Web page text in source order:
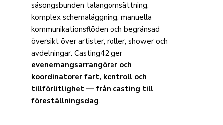
säsongsbunden talangomsättning,
komplex schemaläggning, manuella
kommunikationsflöden och begränsad
översikt över artister, roller, shower och
avdelningar. Casting42 ger
evenemangsarrangörer och
koordinatorer fart, kontroll och
tillförlitlighet — från casting till
föreställningsdag.